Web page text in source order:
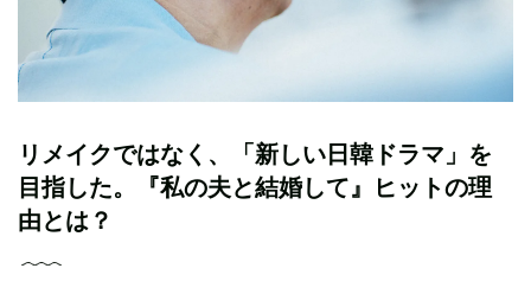
リメイクではなく、「新しい日韓ドラマ」を
目指した。『私の夫と結婚して』ヒットの理
由とは？